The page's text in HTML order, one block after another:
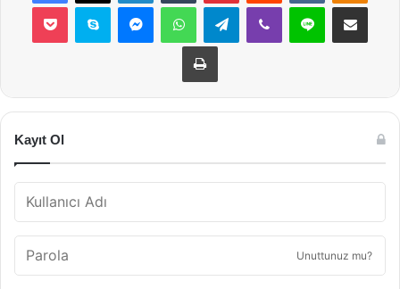
Pocket Skype MessengerWhatsAppTelegramViber Line E-Posta ile
Yazdır
Kayıt Ol
Unuttunuz mu?